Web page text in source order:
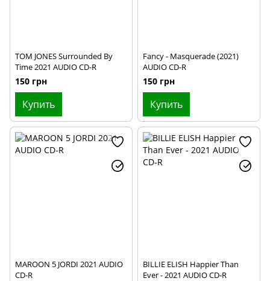
TOM JONES Surrounded By
Time 2021 AUDIO CD-R
150 грн
Купить
Fancy - Masquerade (2021)
AUDIO CD-R
150 грн
Купить
MAROON 5 JORDI 2021 AUDIO
CD-R
BILLIE ELISH Happier Than
Ever - 2021 AUDIO CD-R